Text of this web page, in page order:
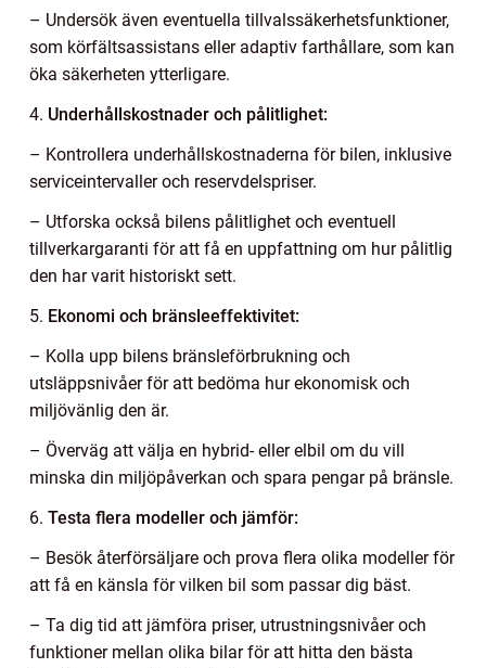
– Undersök även eventuella tillvalssäkerhetsfunktioner,
som körfältsassistans eller adaptiv farthållare, som kan
öka säkerheten ytterligare.
4. Underhållskostnader och pålitlighet:
– Kontrollera underhållskostnaderna för bilen, inklusive
serviceintervaller och reservdelspriser.
– Utforska också bilens pålitlighet och eventuell
tillverkargaranti för att få en uppfattning om hur pålitlig
den har varit historiskt sett.
5. Ekonomi och bränsleeffektivitet:
– Kolla upp bilens bränsleförbrukning och
utsläppsnivåer för att bedöma hur ekonomisk och
miljövänlig den är.
– Överväg att välja en hybrid- eller elbil om du vill
minska din miljöpåverkan och spara pengar på bränsle.
6. Testa flera modeller och jämför:
– Besök återförsäljare och prova flera olika modeller för
att få en känsla för vilken bil som passar dig bäst.
– Ta dig tid att jämföra priser, utrustningsnivåer och
funktioner mellan olika bilar för att hitta den bästa